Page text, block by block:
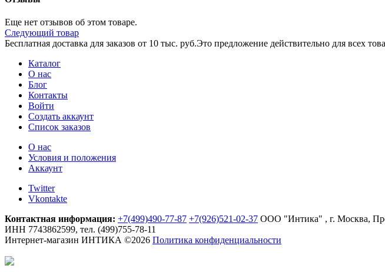
Еще нет отзывов об этом товаре.
Следующий товар
Бесплатная доставка для заказов от 10 тыс. руб.Это предложение действительно для всех
Каталог
О нас
Блог
Контакты
Войти
Создать аккаунт
Список заказов
О нас
Условия и положения
Аккаунт
Twitter
Vkontakte
Контактная информация: +7(499)490-77-87 +7(926)521-02-37 ООО "Интика" , г. Москва,
ИНН 7743862599, тел. (499)755-78-11
Интернет-магазин ИНТИКА ©2026 Политика конфиденциальности